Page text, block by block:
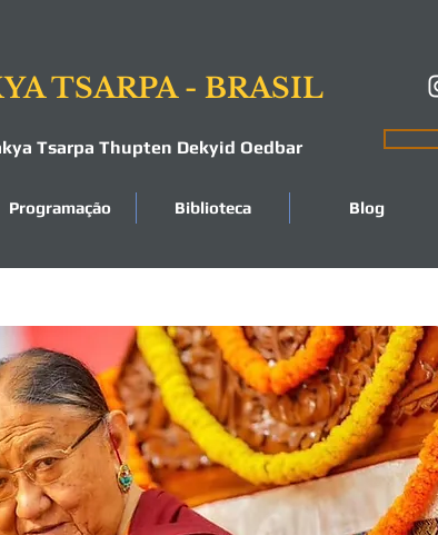
TSARPA - BRASIL
Tsarpa Thupten Dekyid Oedbar
Programação Biblioteca Blog